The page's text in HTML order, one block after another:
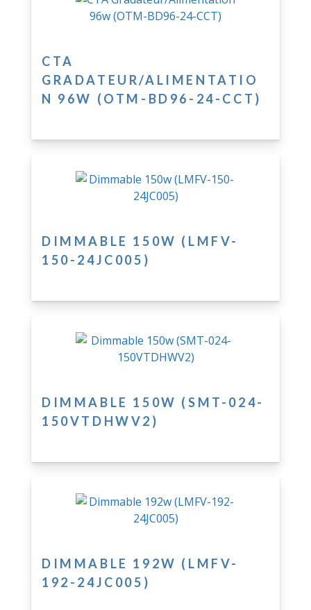
CTA
GRADATEUR/ALIMENTATIO
N 96W (OTM-BD96-24-CCT)
DIMMABLE 150W (LMFV-
150-24JC005)
DIMMABLE 150W (SMT-024-
150VTDHWV2)
DIMMABLE 192W (LMFV-
192-24JC005)